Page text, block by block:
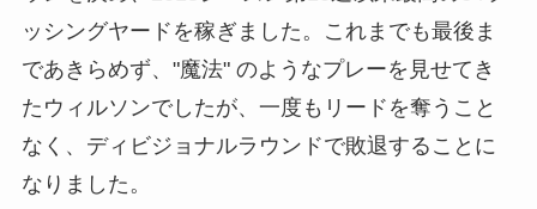
ッシングヤードを稼ぎました。これまでも最後ま
であきらめず、"魔法" のようなプレーを見せてき
たウィルソンでしたが、一度もリードを奪うこと
なく、ディビジョナルラウンドで敗退することに
なりました。